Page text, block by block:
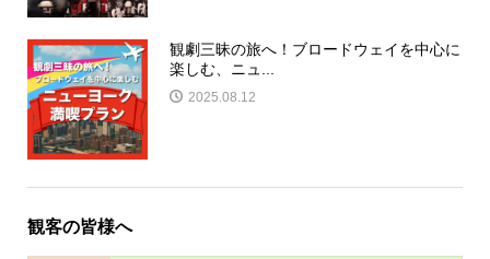
観劇三昧の旅へ！ブロードウェイを中心に
楽しむ、ニュ...
2025.08.12
観客の皆様へ